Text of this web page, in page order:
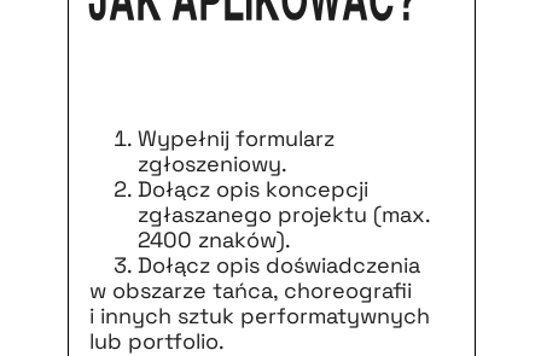
Wypełnij formularz
zgłoszeniowy.
Dołącz opis koncepcji
zgłaszanego projektu (max.
2400 znaków).
Dołącz opis doświadczenia
w obszarze tańca, choreografii
i innych sztuk performatywnych
lub portfolio.